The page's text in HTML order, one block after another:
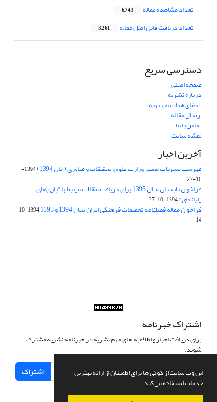
این وب سایت از کوکی ها برای اطمینان از ارائه بهترین
خدمات استفاده می کند.
تعداد مشاهده مقاله 6,743
تعداد دریافت فایل اصل مقاله 3,261
دسترسی سریع
صفحه اصلی
درباره نشریه
اعضای هیات تحریریه
ارسال مقاله
تماس با ما
نقشه سایت
آخرین اخبار
فهرست نشریات معتبر وزارت علوم، تحقیقات و فناوری (آبان 1394)
1394-
10-27
فراخوان تابستان سال 1395 برای دریافت مقالات مرتبط با "بازی‌های
رایانه‌ای"1394-10-27
فراخوان مقاله فصلنامه تحقیقات فرهنگی ایران سال 1394 و 1395
1394-10-
14
اشتراک خبرنامه
برای دریافت اخبار و اطلاعیه های مهم نشریه در خبرنامه نشریه مشترک
شوید.
اشتراک